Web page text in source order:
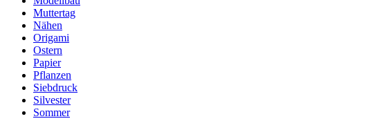
Muttertag
Nähen
Origami
Ostern
Papier
Pflanzen
Siebdruck
Silvester
Sommer